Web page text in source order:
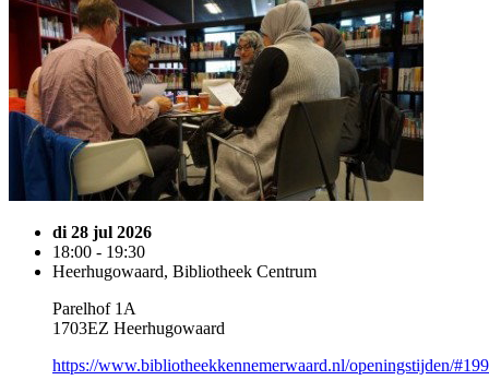
di 28 jul 2026
18:00 - 19:30
Heerhugowaard, Bibliotheek Centrum
Parelhof 1A
1703EZ Heerhugowaard
https://www.bibliotheekkennemerwaard.nl/openingstijden/